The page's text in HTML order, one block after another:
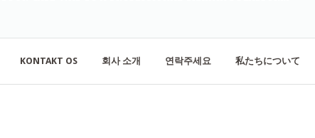
KONTAKT OS 회사 소개 연락주세요 私たちについて